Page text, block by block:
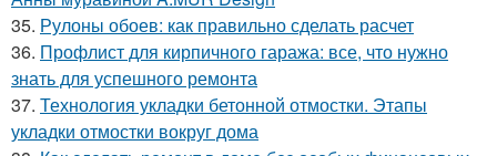
35. Рулоны обоев: как правильно сделать расчет
36. Профлист для кирпичного гаража: все, что нужно
знать для успешного ремонта
37. Технология укладки бетонной отмостки. Этапы
укладки отмостки вокруг дома